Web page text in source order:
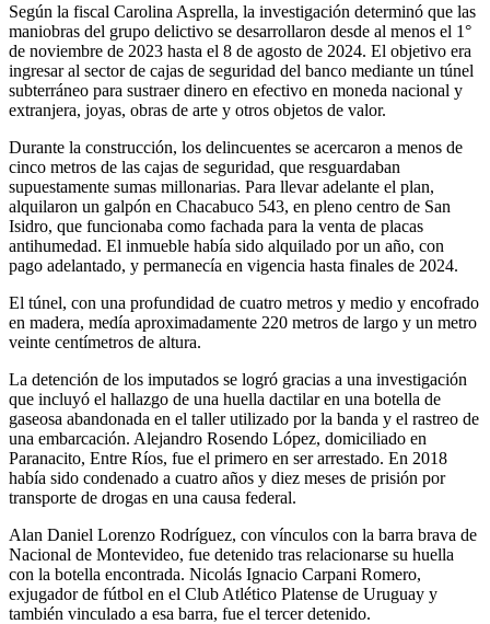
Según la fiscal Carolina Asprella, la investigación determinó que las
maniobras del grupo delictivo se desarrollaron desde al menos el 1°
de noviembre de 2023 hasta el 8 de agosto de 2024. El objetivo era
ingresar al sector de cajas de seguridad del banco mediante un túnel
subterráneo para sustraer dinero en efectivo en moneda nacional y
extranjera, joyas, obras de arte y otros objetos de valor.
Durante la construcción, los delincuentes se acercaron a menos de
cinco metros de las cajas de seguridad, que resguardaban
supuestamente sumas millonarias. Para llevar adelante el plan,
alquilaron un galpón en Chacabuco 543, en pleno centro de San
Isidro, que funcionaba como fachada para la venta de placas
antihumedad. El inmueble había sido alquilado por un año, con
pago adelantado, y permanecía en vigencia hasta finales de 2024.
El túnel, con una profundidad de cuatro metros y medio y encofrado
en madera, medía aproximadamente 220 metros de largo y un metro
veinte centímetros de altura.
La detención de los imputados se logró gracias a una investigación
que incluyó el hallazgo de una huella dactilar en una botella de
gaseosa abandonada en el taller utilizado por la banda y el rastreo de
una embarcación. Alejandro Rosendo López, domiciliado en
Paranacito, Entre Ríos, fue el primero en ser arrestado. En 2018
había sido condenado a cuatro años y diez meses de prisión por
transporte de drogas en una causa federal.
Alan Daniel Lorenzo Rodríguez, con vínculos con la barra brava de
Nacional de Montevideo, fue detenido tras relacionarse su huella
con la botella encontrada. Nicolás Ignacio Carpani Romero,
exjugador de fútbol en el Club Atlético Platense de Uruguay y
también vinculado a esa barra, fue el tercer detenido.